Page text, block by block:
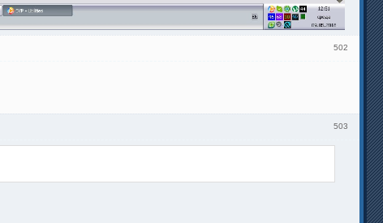
502
503